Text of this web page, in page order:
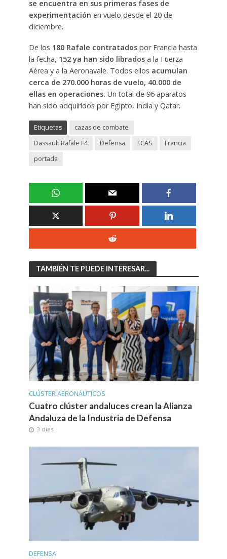
se encuentra en sus primeras fases de
experimentación en vuelo desde el 20 de
diciembre.
De los 180 Rafale contratadospor Francia hasta
la fecha, 152 ya han sido libradosa la Fuerza
Aérea y a la Aeronavale. Todos ellos acumulan
cerca de 270.000 horas de vuelo, 40.000 de
ellas en operaciones. Un total de 96 aparatos
han sido adquiridos por Egipto, India y Qatar.
Etiquetas
cazas de combate
Dassault Rafale F4
Defensa FCAS
Francia
portada
TAMBIÉN TE PUEDE INTERESAR...
CLÚSTER AERONÁUTICOS
Cuatro clúster andaluces crean la Alianza
Andaluza de la Industria de Defensa
3 días
DEFENSA